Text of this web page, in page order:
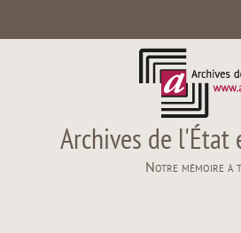
Archives de l'État
Notre mémoire à